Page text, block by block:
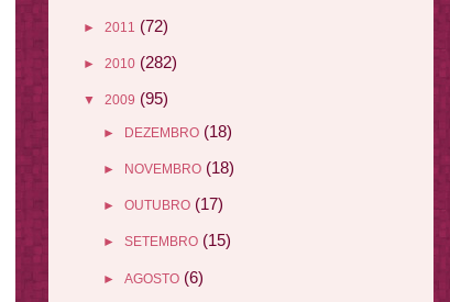
► 2011 (72)
► 2010 (282)
▼ 2009 (95)
► DEZEMBRO (18)
► NOVEMBRO (18)
► OUTUBRO (17)
► SETEMBRO (15)
► AGOSTO (6)